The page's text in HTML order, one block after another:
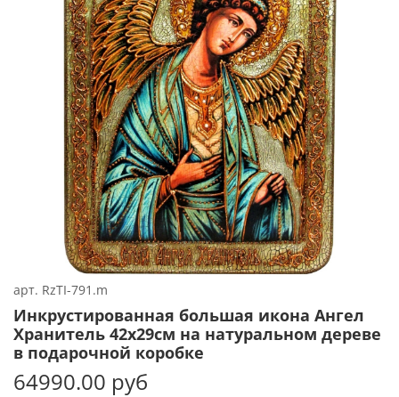
арт. RzTI-791.m
Инкрустированная большая икона Ангел
Хранитель 42х29см на натуральном дереве
в подарочной коробке
64990.00 руб